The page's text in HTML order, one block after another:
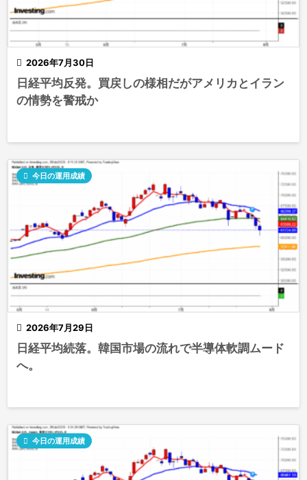
 2026年7月30日
日経平均反発。買戻しの様相だがアメリカとイラン
の情勢を警戒か
 2026年7月29日
 今日の運用成績
日経平均続落。韓国市場の流れで半導体軟調ムード
へ。
 今日の運用成績